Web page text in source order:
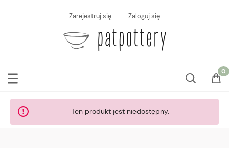
Zarejestruj się Zaloguj się
Ten produkt jest niedostępny.